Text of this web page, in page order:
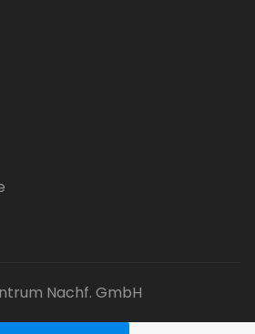
Nachf. GmbH